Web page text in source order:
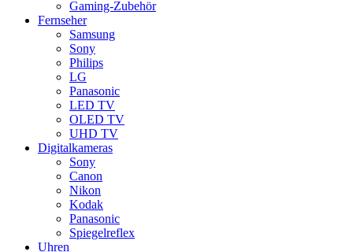
Gaming-Zubehör
Fernseher
Samsung
Sony
Philips
LG
Panasonic
LED TV
OLED TV
UHD TV
Digitalkameras
Sony
Canon
Nikon
Kodak
Panasonic
Spiegelreflex
Uhren